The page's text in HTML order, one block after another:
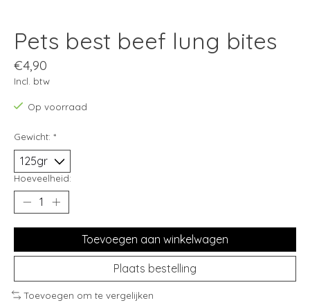
Pets best beef lung bites
€4,90
Incl. btw
Op voorraad
Gewicht: *
Hoeveelheid:
Toevoegen aan winkelwagen
Plaats bestelling
Toevoegen om te vergelijken